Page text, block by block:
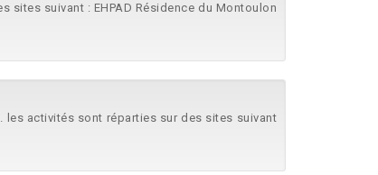
sites suivant : EHPAD Résidence du Montoulon
les activités sont réparties sur des sites suivant